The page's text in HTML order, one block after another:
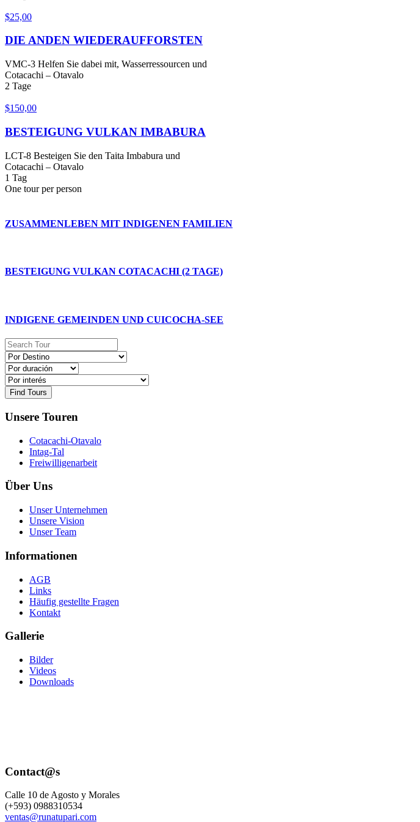
$25,00
DIE ANDEN WIEDERAUFFORSTEN
VMC-3 Helfen Sie dabei mit, Wasserressourcen und
Cotacachi – Otavalo
2 Tage
$150,00
BESTEIGUNG VULKAN IMBABURA
LCT-8 Besteigen Sie den Taita Imbabura und
Cotacachi – Otavalo
1 Tag
One tour per person
ZUSAMMENLEBEN MIT INDIGENEN FAMILIEN
BESTEIGUNG VULKAN COTACACHI (2 TAGE)
INDIGENE GEMEINDEN UND CUICOCHA-SEE
Find Tours
Unsere Touren
Cotacachi-Otavalo
Intag-Tal
Freiwilligenarbeit
Über Uns
Unser Unternehmen
Unsere Vision
Unser Team
Informationen
AGB
Links
Häufig gestellte Fragen
Kontakt
Gallerie
Bilder
Videos
Downloads
Contact@s
Calle 10 de Agosto y Morales
(+593) 0988310534
ventas@runatupari.com